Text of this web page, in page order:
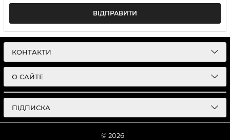
ВІДПРАВИТИ
КОНТАКТИ
О САЙТЕ
ПІДПИСКА
© 2026